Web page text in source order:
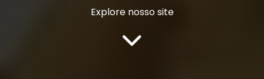
Explore nosso site